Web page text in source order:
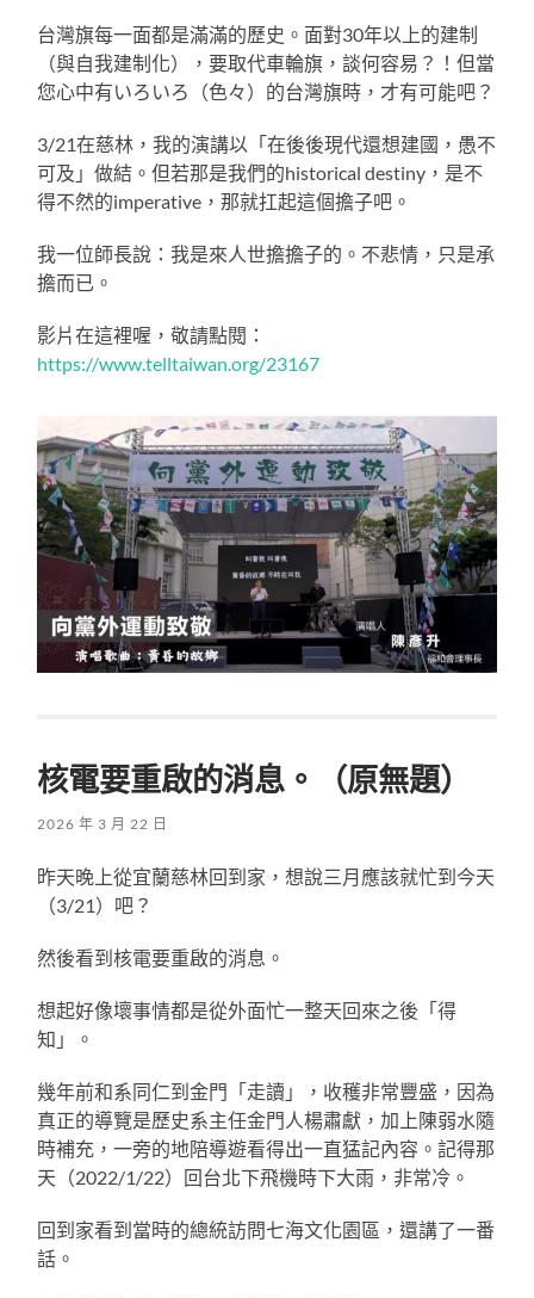
台灣旗每一面都是滿滿的歷史。面對30年以上的建制
（與自我建制化），要取代車輪旗，談何容易？！但當
您心中有いろいろ（色々）的台灣旗時，才有可能吧？
3/21在慈林，我的演講以「在後後現代還想建國，愚不
可及」做結。但若那是我們的historical destiny，是不
得不然的imperative，那就扛起這個擔子吧。
我一位師長說：我是來人世擔擔子的。不悲情，只是承
擔而已。
影片在這裡喔，敬請點閱：
https://www.telltaiwan.org/23167
核電要重啟的消息。（原無題）
2026 年 3 月 22 日
昨天晚上從宜蘭慈林回到家，想說三月應該就忙到今天
（3/21）吧？
然後看到核電要重啟的消息。
想起好像壞事情都是從外面忙一整天回來之後「得
知」。
幾年前和系同仁到金門「走讀」，收穫非常豐盛，因為
真正的導覽是歷史系主任金門人楊肅獻，加上陳弱水隨
時補充，一旁的地陪導遊看得出一直猛記內容。記得那
天（2022/1/22）回台北下飛機時下大雨，非常冷。
回到家看到當時的總統訪問七海文化園區，還講了一番
話。